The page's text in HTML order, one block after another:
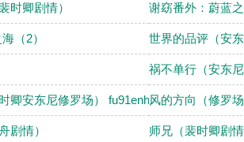
时卿剧情） 谢窈番外：蔚蓝之
（2） 世界的品评（安
祸不单行（安东尼
卿安东尼修罗场） fu91enh风的方向（修罗
剧情） 师兄（裴时卿剧情